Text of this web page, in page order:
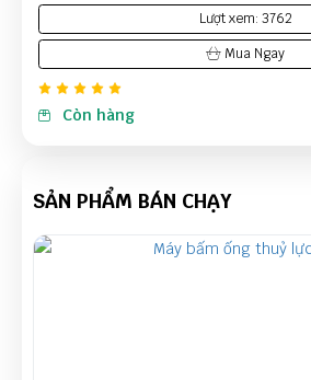
Lượt xem: 3762
Mua Ngay
Còn hàng
SẢN PHẨM BÁN CHẠY